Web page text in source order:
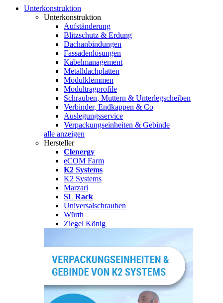
Unterkonstruktion
Unterkonstruktion
Aufständerung
Blitzschutz & Erdung
Dachanbindungen
Fassadenlösungen
Kabelmanagement
Metalldachplatten
Modulklemmen
Modultragprofile
Schrauben, Muttern & Unterlegscheiben
Verbinder, Endkappen & Co
Auslegungsservice
Verpackungseinheiten & Gebinde
alle anzeigen
Hersteller
Clenergy
eCOM Farm
K2 Systems
K2 Systems
Marzari
SL Rack
Universalschrauben
Würth
Ziegel König